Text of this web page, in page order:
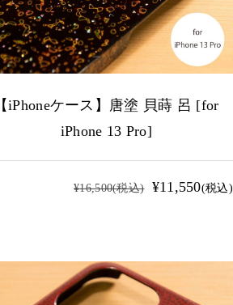
【iPhoneケース】唐塗 貝蒔 呂 [for
iPhone 13 Pro]
¥16,500(税込) ¥11,550(税込)